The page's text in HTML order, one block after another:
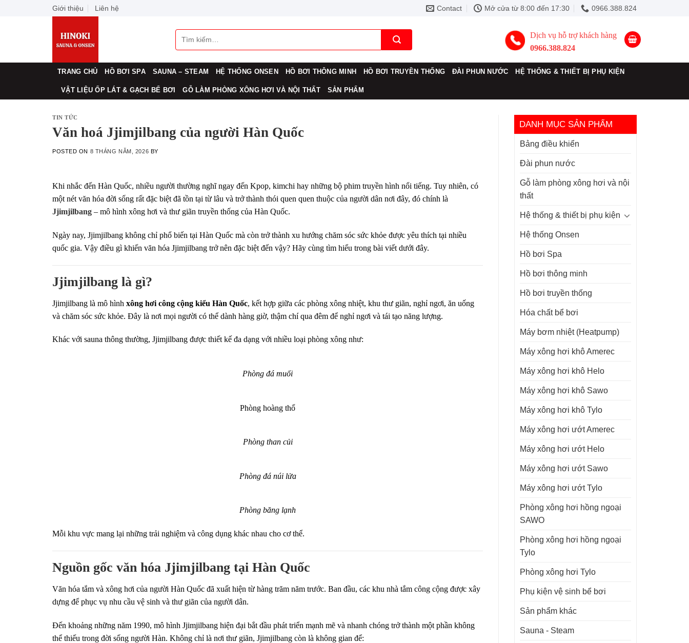
Giới thiệu Liên hệ Contact Mở cửa từ 8:00 đến 17:30 0966.388.824
Tìm
kiếm:
Dịch vụ hỗ trợ khách hàng
0966.388.824
TRANG CHỦ HỒ BƠI SPA SAUNA – STEAM HỆ THỐNG ONSEN HỒ BƠI THÔNG MINH HỒ BƠI TRUYỀN THỐNG ĐÀI PHUN NƯỚC HỆ THỐNG & THIẾT BỊ PHỤ KIỆN
VẬT LIỆU ỐP LÁT & GẠCH BỂ BƠI GỖ LÀM PHÒNG XÔNG HƠI VÀ NỘI THẤT SẢN PHẨM
TIN TỨC
Văn hoá Jjimjilbang của người Hàn Quốc
POSTED ON 8 THÁNG NĂM, 2026 BY
Khi nhắc đến Hàn Quốc, nhiều người thường nghĩ ngay đến Kpop, kimchi hay những bộ phim truyền hình nổi tiếng. Tuy nhiên, có
một nét văn hóa đời sống rất đặc biệt đã tồn tại từ lâu và trở thành thói quen quen thuộc của người dân nơi đây, đó chính là
Jjimjilbang – mô hình xông hơi và thư giãn truyền thống của Hàn Quốc.
Ngày nay, Jjimjilbang không chỉ phổ biến tại Hàn Quốc mà còn trở thành xu hướng chăm sóc sức khỏe được yêu thích tại nhiều
quốc gia. Vậy điều gì khiến văn hóa Jjimjilbang trở nên đặc biệt đến vậy? Hãy cùng tìm hiểu trong bài viết dưới đây.
Jjimjilbang là gì?
Jjimjilbang là mô hình xông hơi công cộng kiểu Hàn Quốc, kết hợp giữa các phòng xông nhiệt, khu thư giãn, nghỉ ngơi, ăn uống
và chăm sóc sức khỏe. Đây là nơi mọi người có thể dành hàng giờ, thậm chí qua đêm để nghỉ ngơi và tái tạo năng lượng.
Khác với sauna thông thường, Jjimjilbang được thiết kế đa dạng với nhiều loại phòng xông như:
Phòng đá muối
Phòng hoàng thổ
Phòng than củi
Phòng đá núi lửa
Phòng băng lạnh
Mỗi khu vực mang lại những trải nghiệm và công dụng khác nhau cho cơ thể.
Nguồn gốc văn hóa Jjimjilbang tại Hàn Quốc
Văn hóa tắm và xông hơi của người Hàn Quốc đã xuất hiện từ hàng trăm năm trước. Ban đầu, các khu nhà tắm công cộng được xây
dựng để phục vụ nhu cầu vệ sinh và thư giãn của người dân.
Đến khoảng những năm 1990, mô hình Jjimjilbang hiện đại bắt đầu phát triển mạnh mẽ và nhanh chóng trở thành một phần không
thể thiếu trong đời sống người Hàn. Không chỉ là nơi thư giãn, Jjimjilbang còn là không gian để:
DANH MỤC SẢN PHẨM
Bảng điều khiển
Đài phun nước
Gỗ làm phòng xông hơi và nội
thất
Hệ thống & thiết bị phụ kiện
Hệ thống Onsen
Hồ bơi Spa
Hồ bơi thông minh
Hồ bơi truyền thống
Hóa chất bể bơi
Máy bơm nhiệt (Heatpump)
Máy xông hơi khô Amerec
Máy xông hơi khô Helo
Máy xông hơi khô Sawo
Máy xông hơi khô Tylo
Máy xông hơi ướt Amerec
Máy xông hơi ướt Helo
Máy xông hơi ướt Sawo
Máy xông hơi ướt Tylo
Phòng xông hơi hồng ngoại
SAWO
Phòng xông hơi hồng ngoại
Tylo
Phòng xông hơi Tylo
Phụ kiện vệ sinh bể bơi
Sản phẩm khác
Sauna - Steam